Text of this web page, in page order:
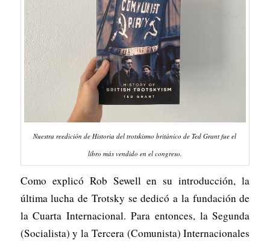
Nuestra reedición de Historia del trotskismo británico de Ted Grant fue el
libro más vendido en el congreso.
Como explicó Rob Sewell en su introducción, la
última lucha de Trotsky se dedicó a la fundación de
la Cuarta Internacional. Para entonces, la Segunda
(Socialista) y la Tercera (Comunista) Internacionales